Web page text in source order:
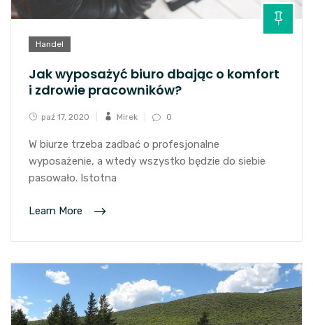
Handel
Jak wyposażyć biuro dbając o komfort
i zdrowie pracowników?
paź 17, 2020 Mirek 0
W biurze trzeba zadbać o profesjonalne
wyposażenie, a wtedy wszystko będzie do siebie
pasowało. Istotna
Learn More